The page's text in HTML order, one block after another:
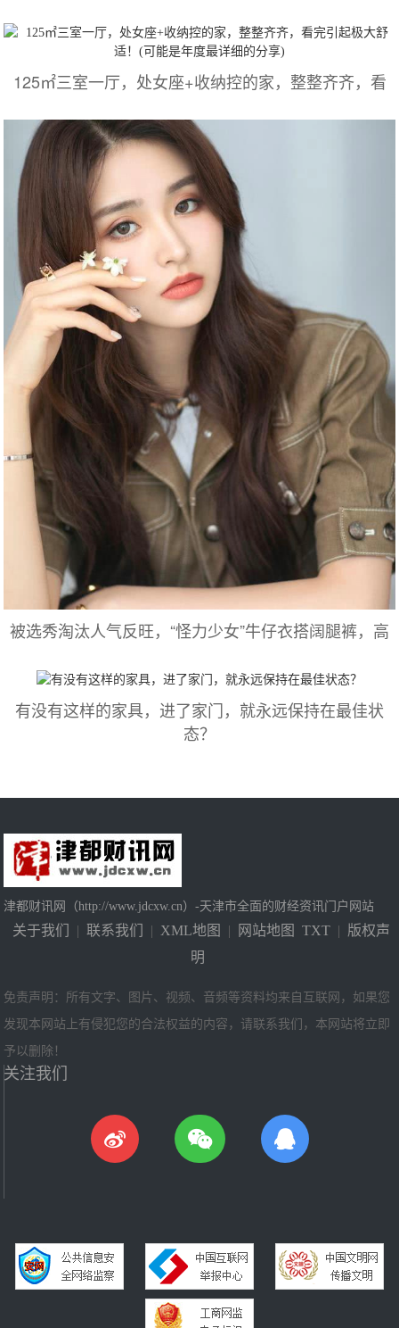
125㎡三室一厅，处女座+收纳控的家，整整齐齐，看
被选秀淘汰人气反旺，“怪力少女”牛仔衣搭阔腿裤，高
有没有这样的家具，进了家门，就永远保持在最佳状
态？
津都财讯网（http://www.jdcxw.cn）-天津市全面的财经资讯门户网站
关于我们 | 联系我们 | XML地图 | 网站地图 TXT | 版权声
明
免责声明：所有文字、图片、视频、音频等资料均来自互联网，如果您
发现本网站上有侵犯您的合法权益的内容，请联系我们，本网站将立即
予以删除！
关注我们